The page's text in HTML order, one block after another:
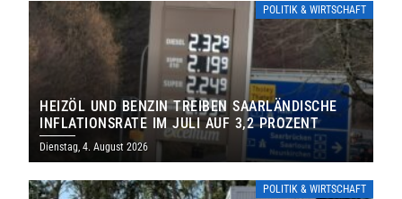
POLITIK & WIRTSCHAFT
HEIZÖL UND BENZIN TREIBEN SAARLÄNDISCHE
INFLATIONSRATE IM JULI AUF 3,2 PROZENT
Dienstag, 4. August 2026
POLITIK & WIRTSCHAFT